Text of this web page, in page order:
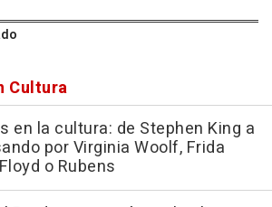
Cultura
en la cultura: de Stephen King a
por Virginia Woolf, Frida
o Rubens